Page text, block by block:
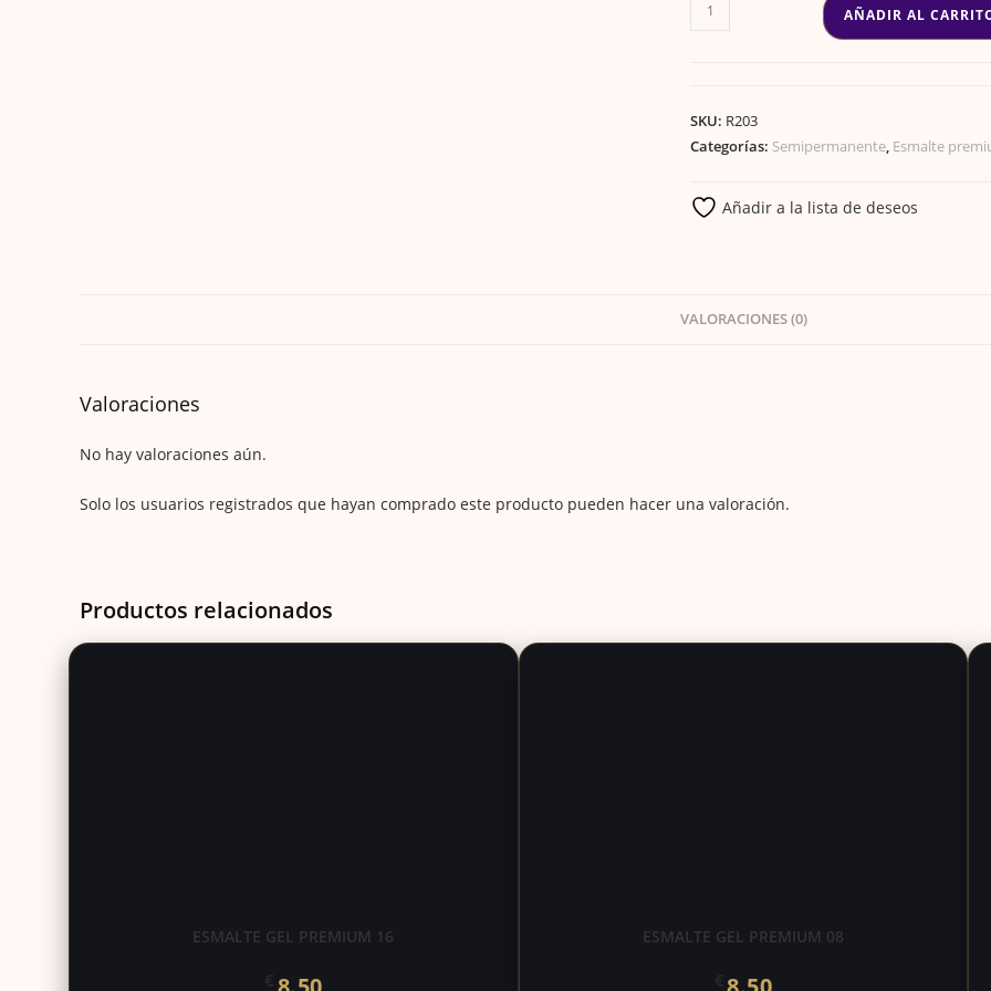
GEL
cantidad
AÑADIR AL
SKU: R203
Categorías: Semipermanente, Esmalte
Añadir a la lista de deseos
VALORACIONES (0)
Valoraciones
No hay valoraciones aún.
Solo los usuarios registrados que hayan comprado este producto pueden hacer una valoración.
Productos relacionados
ESMALTE GEL PREMIUM 16 ESMALTE GEL PREMIUM 08